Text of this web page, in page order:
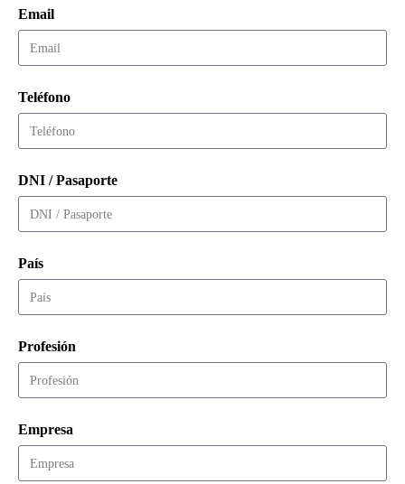
Email
Teléfono
DNI / Pasaporte
País
Profesión
Empresa